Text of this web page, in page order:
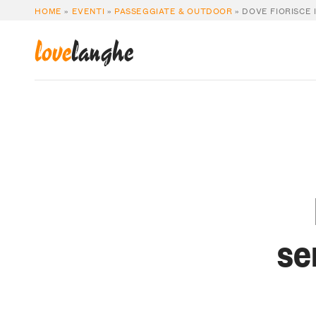
HOME » EVENTI » PASSEGGIATE & OUTDOOR » DOVE FIORISCE
lovelanghe